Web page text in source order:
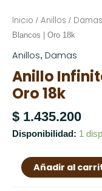
Inicio / Anillos / Damas
Blancos | Oro 18k
Anillos, Damas
Anillo
Oro 18k
$ 1.435.200
Disponibilidad: 1
Anillo
Infinito
Circones
|
Oro
cantidad
Añadir al